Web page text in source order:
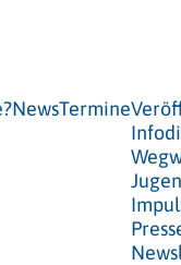
NewsTermine